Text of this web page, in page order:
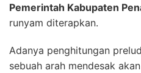
Pemerintah Kabupaten
runyam diterapkan.
Adanya penghitungan
sebuah arah mendesak